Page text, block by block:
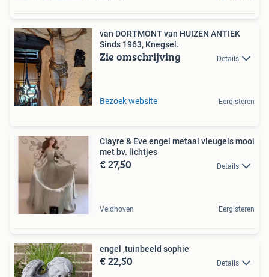
van DORTMONT van HUIZEN ANTIEK
Sinds 1963, Knegsel.
Zie omschrijving Details
Bezoek website Eergisteren
Clayre & Eve engel metaal vleugels mooi
met bv. lichtjes
€ 27,50 Details
Veldhoven Eergisteren
engel ,tuinbeeld sophie
€ 22,50 Details